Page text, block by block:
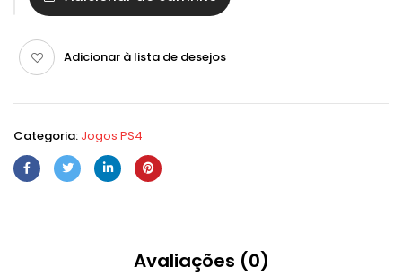
Adicionar à lista de desejos
Categoria: Jogos PS4
Avaliações (0)